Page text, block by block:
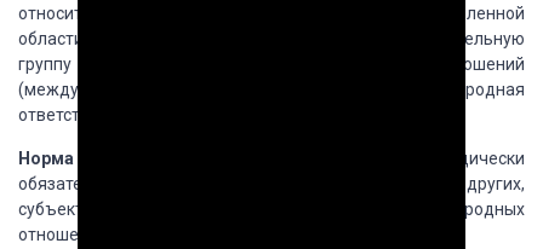
относительно обособленных норм в пределах определенной
области международного
права, регулирующих отдельную
группу взаимосвязанных международных отношений
(международное
признание, международная
ответственность, правопреемство)
Норма международного права —
юридически
обязательное правило поведения государств и других,
субъектов международного права
в международных
отношениях.